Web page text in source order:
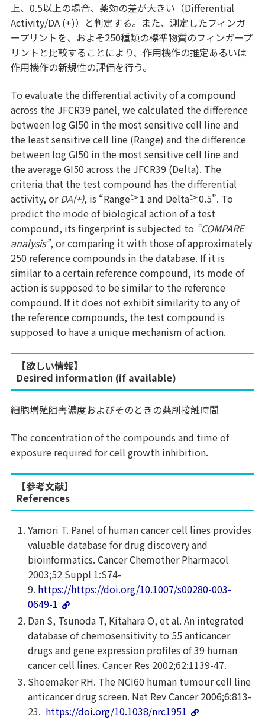
上、0.5以上の場合、薬効の差が大きい（Differential
Activity/DA (+)）と判定する。また、測定したフィンガ
ープリントを、およそ250種類の標準物質のフィンガープ
リントと比較することにより、作用機作の推定あるいは
作用機作の新規性の評価を行う。
To evaluate the differential activity of a compound
across the JFCR39 panel, we calculated the difference
between log GI50 in the most sensitive cell line and
the least sensitive cell line (Range) and the difference
between log GI50 in the most sensitive cell line and
the average GI50 across the JFCR39 (Delta). The
criteria that the test compound has the differential
activity, orDA(+), is “Range≧1 and Delta≧0.5”. To
predict the mode of biological action of a test
compound, its fingerprint is subjected to “COMPARE
analysis”, or comparing it with those of approximately
250 reference compounds in the database. If it is
similar to a certain reference compound, its mode of
action is supposed to be similar to the reference
compound. If it does not exhibit similarity to any of
the reference compounds, the test compound is
supposed to have a unique mechanism of action.
【欲しい情報】
Desired information (if available)
細胞増殖阻害濃度およびそのときの薬剤接触時間
The concentration of the compounds and time of
exposure required for cell growth inhibition.
【参考文献】
References
Yamori T. Panel of human cancer cell lines provides
valuable database for drug discovery and
bioinformatics. Cancer Chemother Pharmacol
2003;52 Suppl 1:S74-
9. https://https://doi.org/10.1007/s00280-003-
0649-1
Dan S, Tsunoda T, Kitahara O, et al. An integrated
database of chemosensitivity to 55 anticancer
drugs and gene expression profiles of 39 human
cancer cell lines. Cancer Res 2002;62:1139-47.
Shoemaker RH. The NCI60 human tumour cell line
anticancer drug screen. Nat Rev Cancer 2006;6:813-
23. https://doi.org/10.1038/nrc1951